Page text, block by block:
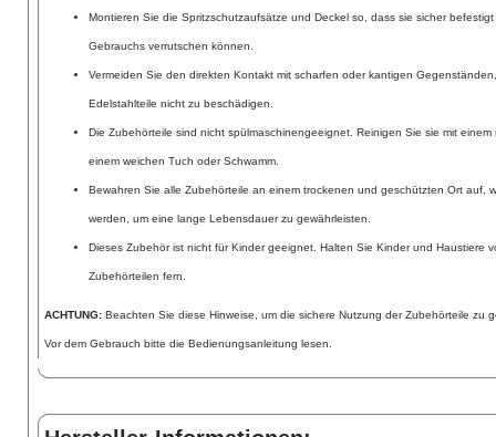
Montieren Sie die Spritzschutzaufsätze und Deckel so, dass sie sicher
Gebrauchs verrutschen können.
Vermeiden Sie den direkten Kontakt mit scharfen oder kantigen
Edelstahlteile nicht zu beschädigen.
Die Zubehörteile sind nicht spülmaschinengeeignet. Reinigen Sie sie mit
einem weichen Tuch oder Schwamm.
Bewahren Sie alle Zubehörteile an einem trockenen und geschützten Ort auf,
werden, um eine lange Lebensdauer zu gewährleisten.
Dieses Zubehör ist nicht für Kinder geeignet. Halten Sie Kinder und Haustiere
Zubehörteilen fern.
ACHTUNG: Beachten Sie diese Hinweise, um die sichere Nutzung der Zubehörteile zu
Vor dem Gebrauch bitte die Bedienungsanleitung lesen.